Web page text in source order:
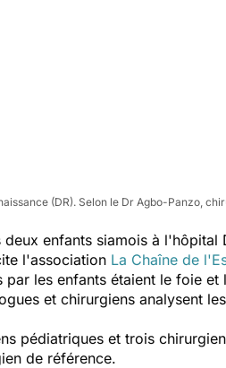
(DR). Selon le Dr Agbo-Panzo,
deux enfants siamois à
l'association La Chaîne de
par les enfants étaient le foie
et chirurgiens analysent
pédiatriques et trois
de référence.